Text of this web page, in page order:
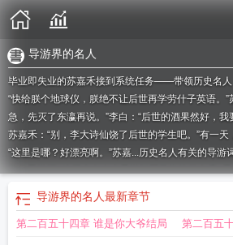
导游界的名人
毕业即失业的苏嘉禾接到系统任务——带领历史名人
“快给朕个地球仪，朕绝不让后世再学劳什子英语。”
急，先灭了东瀛再说。”李白：“后世的酒果然好，
苏嘉禾：“别，李大诗仙饶了后世的学生吧。”有一天
“这里是哪？好漂亮啊。”苏嘉...历史名人有关的导游
物的导游词给历史名人当导游祖国又惊艳了免费
导游界的名人 祖国又惊艳了
史人物旅游
祖国又惊艳了 阳止君历史人物有关的导游词中国
导游界的名人最新章节
第二百五十四章 谁是你大爷结局 第二百五